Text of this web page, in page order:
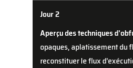
Jour 2
Aperçu des techniques
opaques, aplatissement du
reconstituer le flux